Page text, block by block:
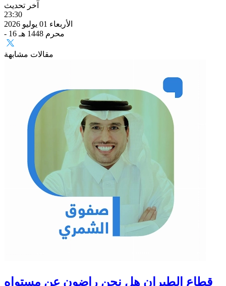
آخر تحديث
23:30
الأربعاء 01 يوليو 2026
- 16 محرم 1448 هـ
مقالات مشابهة
قطاع الطيران هل نحن راضون عن مستواه